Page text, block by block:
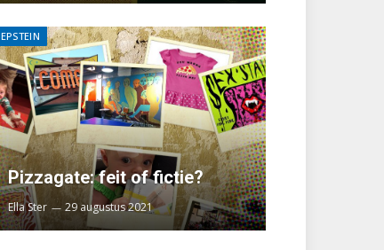
EPSTEIN
Pizzagate: feit of fictie?
Ella Ster 29 augustus 2021